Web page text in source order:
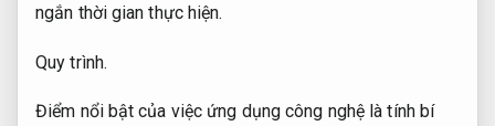
ngắn thời gian thực hiện.
Quy trình.
Điểm nổi bật của việc ứng dụng công nghệ là tính bí